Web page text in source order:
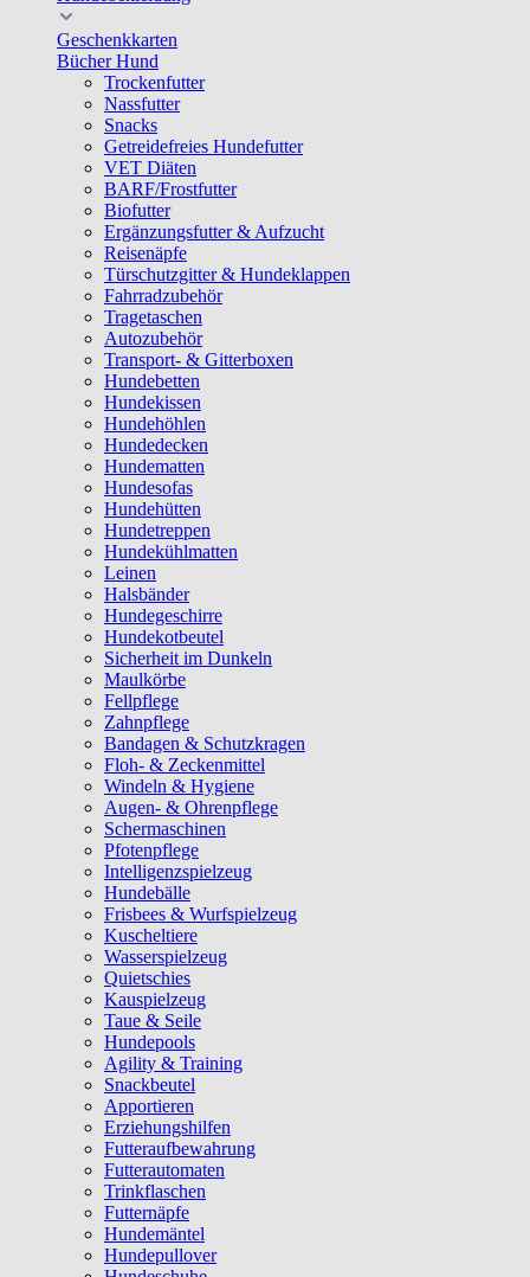
Geschenkkarten
Bücher Hund
Trockenfutter
Nassfutter
Snacks
Getreidefreies Hundefutter
VET Diäten
BARF/Frostfutter
Biofutter
Ergänzungsfutter & Aufzucht
Reisenäpfe
Türschutzgitter & Hundeklappen
Fahrradzubehör
Tragetaschen
Autozubehör
Transport- & Gitterboxen
Hundebetten
Hundekissen
Hundehöhlen
Hundedecken
Hundematten
Hundesofas
Hundehütten
Hundetreppen
Hundekühlmatten
Leinen
Halsbänder
Hundegeschirre
Hundekotbeutel
Sicherheit im Dunkeln
Maulkörbe
Fellpflege
Zahnpflege
Bandagen & Schutzkragen
Floh- & Zeckenmittel
Windeln & Hygiene
Augen- & Ohrenpflege
Schermaschinen
Pfotenpflege
Intelligenzspielzeug
Hundebälle
Frisbees & Wurfspielzeug
Kuscheltiere
Wasserspielzeug
Quietschies
Kauspielzeug
Taue & Seile
Hundepools
Agility & Training
Snackbeutel
Apportieren
Erziehungshilfen
Futteraufbewahrung
Futterautomaten
Trinkflaschen
Futternäpfe
Hundemäntel
Hundepullover